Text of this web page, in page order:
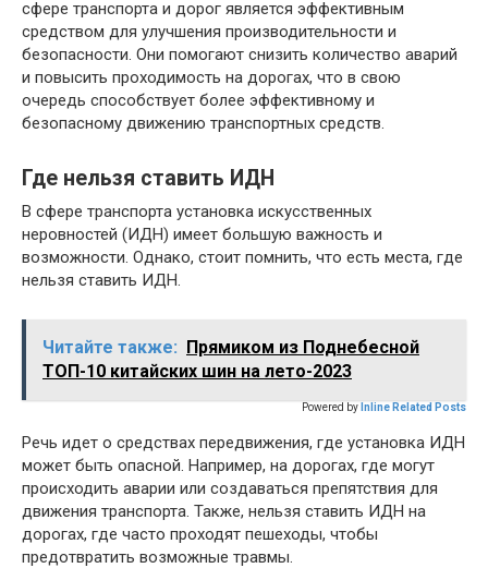
сфере транспорта и дорог является эффективным
средством для улучшения производительности и
безопасности. Они помогают снизить количество аварий
и повысить проходимость на дорогах, что в свою
очередь способствует более эффективному и
безопасному движению транспортных средств.
Где нельзя ставить ИДН
В сфере транспорта установка искусственных
неровностей (ИДН) имеет большую важность и
возможности. Однако, стоит помнить, что есть места, где
нельзя ставить ИДН.
Читайте также: Прямиком из Поднебесной
ТОП-10 китайских шин на лето-2023
Powered by Inline Related Posts
Речь идет о средствах передвижения, где установка ИДН
может быть опасной. Например, на дорогах, где могут
происходить аварии или создаваться препятствия для
движения транспорта. Также, нельзя ставить ИДН на
дорогах, где часто проходят пешеходы, чтобы
предотвратить возможные травмы.